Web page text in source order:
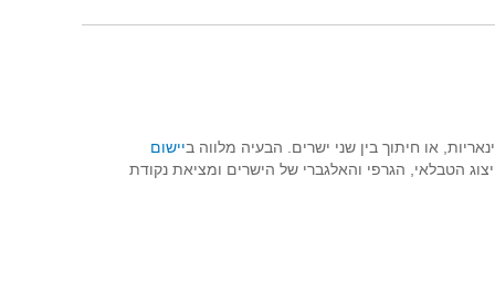
או חיתוך בין שני ישרים. הבעיה מלווה ביישום
הטבלאי, הגרפי והאלגברי של הישרים ומציאת נקודת